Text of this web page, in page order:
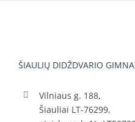
ŠIAULIŲ DIDŽDVARIO
Vilniaus g. 188,
Šiauliai LT-76299,